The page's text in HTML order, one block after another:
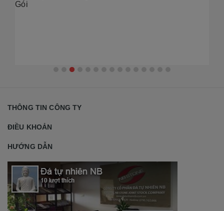
THÔNG TIN CÔNG TY
ĐIỀU KHOẢN
HƯỚNG DẪN